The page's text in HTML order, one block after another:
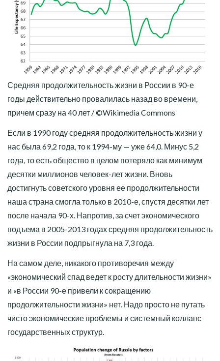
Средняя продолжительность жизни в России в 90-е
годы действительно провалилась назад во времени,
причем сразу на 40 лет / ©Wikimedia Commons
Если в 1990 году средняя продолжительность жизни у
нас была 69,2 года, то к 1994-му — уже 64,0. Минус 5,2
года, то есть общество в целом потеряло как минимум
десятки миллионов человек-лет жизни. Вновь
достигнуть советского уровня ее продолжительности
наша страна смогла только в 2010-е, спустя десятки лет
после начала 90-х. Напротив, за счет экономического
подъема в 2005-2013 годах средняя продолжительность
жизни в России подпрыгнула на 7,3 года.
На самом деле, никакого противоречия между
«экономический спад ведет к росту длительности жизни»
и «в России 90-е привели к сокращению
продолжительности жизни» нет. Надо просто не путать
чисто экономические проблемы и системный коллапс
государственных структур.